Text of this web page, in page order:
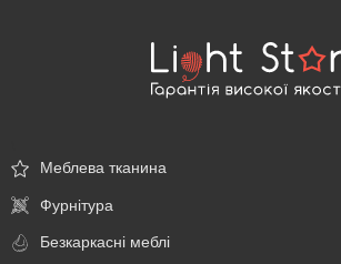
Меблева тканина
Фурнітура
Безкаркасні меблі